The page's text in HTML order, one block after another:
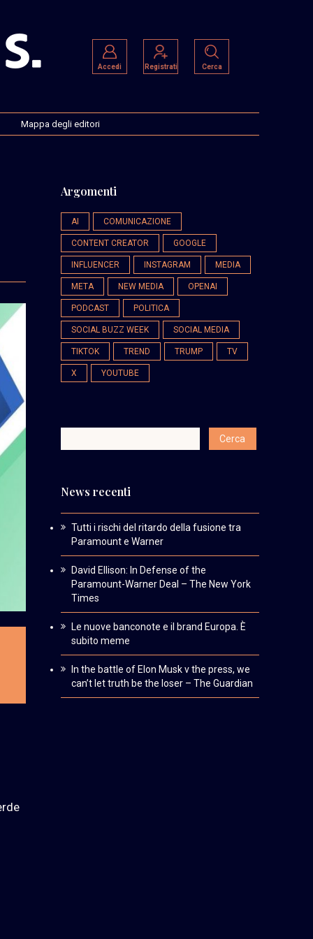
Accedi Registrati Cerca
Mappa degli editori
Argomenti
AI COMUNICAZIONE
CONTENT CREATOR GOOGLE
INFLUENCER INSTAGRAM MEDIA
META NEW MEDIA OPENAI
PODCAST POLITICA
SOCIAL BUZZ WEEK SOCIAL MEDIA
TIKTOK TREND TRUMP TV
X YOUTUBE
News recenti
Tutti i rischi del ritardo della fusione tra
Paramount e Warner
David Ellison: In Defense of the
Paramount-Warner Deal – The New York
Times
Le nuove banconote e il brand Europa. È
subito meme
In the battle of Elon Musk v the press, we
can’t let truth be the loser – The Guardian